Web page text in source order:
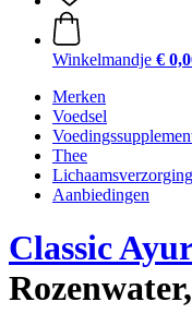
Winkelmandje €
Merken
Voedsel
Thee
Lichaamsverzorging
Aanbiedingen
Classic